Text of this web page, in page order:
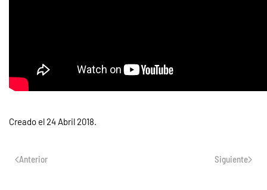
Creado el24 Abril 2018.
Anterior Siguiente